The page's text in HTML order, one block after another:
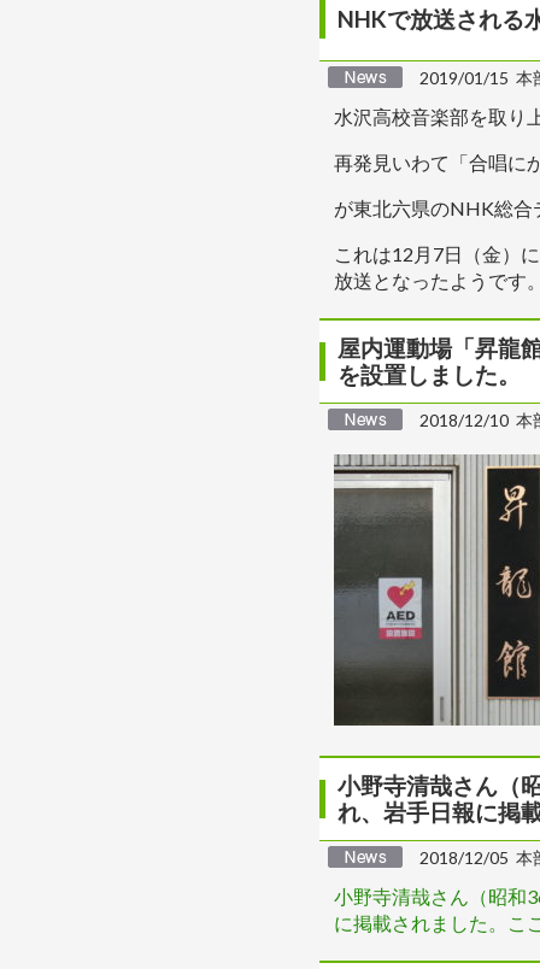
NHKで放送される
2019/01/15 本
水沢高校音楽部を取り
再発見いわて「合唱に
が東北六県のNHK総合
これは12月7日（金）
放送となったようです
屋内運動場「昇龍
を設置しました。
2018/12/10 本
小野寺清哉さん（
れ、岩手日報に掲
2018/12/05 本
小野寺清哉さん（昭和
に掲載されました。こ